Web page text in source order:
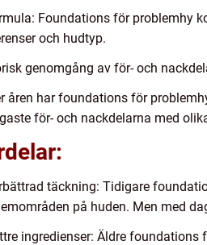
Foundations för problemhy
och hudtyp.
genomgång av för- och
åren har foundations för
för- och nackdelarna med
täckning: Tidigare
på huden. Men med
ingredienser: Äldre